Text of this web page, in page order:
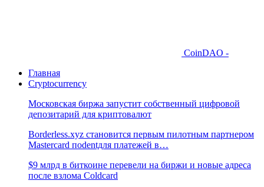
CoinDAO -
Главная
Cryptocurrency
Московская биржа запустит собственный цифровой
депозитарий для криптовалют
Borderless.xyz становится первым пилотным партнером
Mastercard поdentдля платежей в…
$9 млрд в биткоине перевели на биржи и новые адреса
после взлома Coldcard